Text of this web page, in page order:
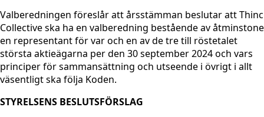
Valberedningen föreslår att årsstämman beslutar att Thinc
Collective ska ha en valberedning bestående av åtminstone
en representant för var och en av de tre till röstetalet
största aktieägarna per den 30 september 2024 och vars
principer för sammansättning och utseende i övrigt i allt
väsentligt ska följa Koden.
STYRELSENS BESLUTSFÖRSLAG